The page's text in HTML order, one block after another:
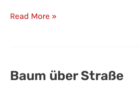
Brand
Read More »
Baum über Straße